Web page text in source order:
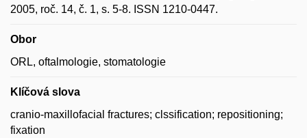
2005, roč. 14, č. 1, s. 5-8. ISSN 1210-0447.
Obor
ORL, oftalmologie, stomatologie
Klíčová slova
cranio-maxillofacial fractures; clssification; repositioning;
fixation